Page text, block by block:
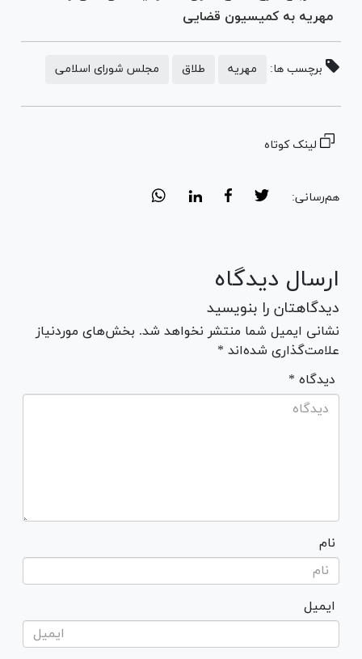
مهریه به کمیسیون قضایی
برچسب ها: مهریه طلاق مجلس شورای اسلامی
لینک کوتاه
هم‌رسانی:
ارسال دیدگاه
دیدگاهتان را بنویسید
نشانی ایمیل شما منتشر نخواهد شد. بخش‌های موردنیاز
علامت‌گذاری شده‌اند *
* دیدگاه
نام
ایمیل